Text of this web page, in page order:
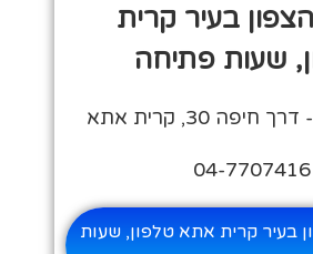
בעיר קרית
שעות פתיחה
30, קרית אתא
בעיר קרית אתא טלפון, שעות